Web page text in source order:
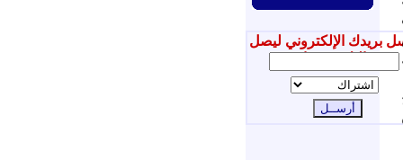
بريدك الإلكتروني ليصل
إليك جديدنا